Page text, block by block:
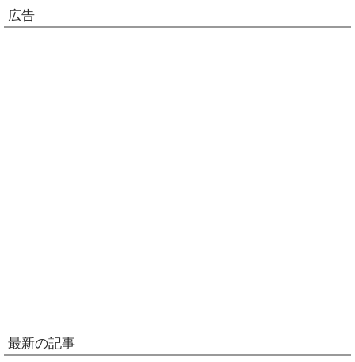
広告
最新の記事